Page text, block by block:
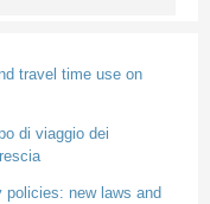
travel time use on
di viaggio dei
new laws and